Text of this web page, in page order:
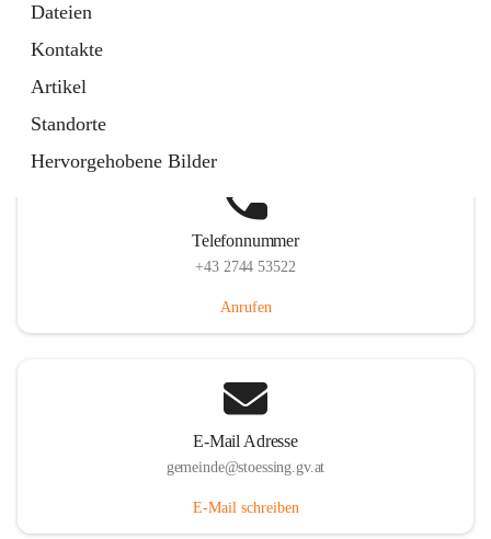
Dateien
Kontakte
Artikel
Standorte
Hervorgehobene Bilder
Telefonnummer
+43 2744 53522
Anrufen
E-Mail Adresse
gemeinde@stoessing.gv.at
E-Mail schreiben